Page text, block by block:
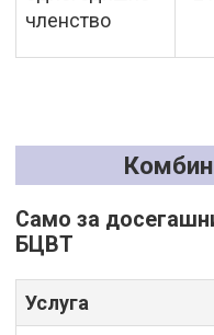
членство
Само за
БЦВТ
Услуга